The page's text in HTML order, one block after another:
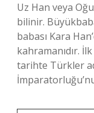
Uz Han veya
bilinir.
babası Kara
kahramanıdır.
tarihte Türkler